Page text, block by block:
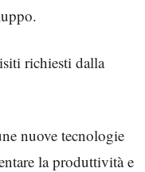
richiesti dalla
nuove tecnologie
la produttività e